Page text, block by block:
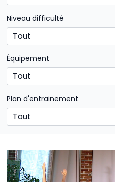
Niveau difficulté
Équipement
Plan d'entrainement